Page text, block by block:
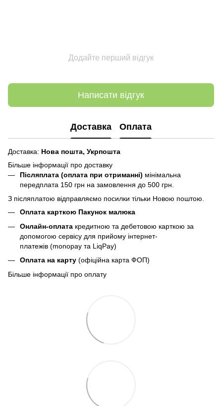
Додайте перший відгук
Написати відгук
Доставка Оплата
Доставка: Нова пошта, Укрпошта
Більше інформації про доставку
Післяплата (оплата при отриманні) мінімальна
передплата 150 грн на замовлення до 500 грн.
З післяплатою відправляємо посилки тільки Новою поштою.
Оплата карткою Пакунок малюка
Онлайн-оплата кредитною та дебетовою карткою за
допомогою сервісу для прийому інтернет-
платежів (monopay та LiqPay)
Оплата на карту (офіційна карта ФОП)
Більше інформації про оплату